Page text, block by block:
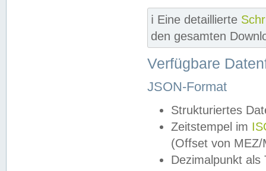
ℹ️ Eine detaillierte
den gesamten
Verfügbare
JSON-Format
Strukturiertes
Zeitstempel im
(Offset von MEZ/
Dezimalpunkt als